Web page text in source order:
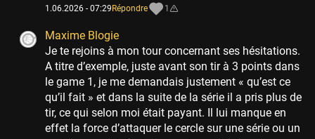
1.06.2026 - 07:29 Répondre 1
Maxime Blogie
Je te rejoins à mon tour concernant ses hésitations.
A titre d’exemple, juste avant son tir à 3 points dans
le game 1, je me demandais justement « qu’est ce
qu’il fait » et dans la suite de la série il a pris plus de
tir, ce qui selon moi était payant. Il lui manque en
effet la force d’attaquer le cercle sur une série ou un